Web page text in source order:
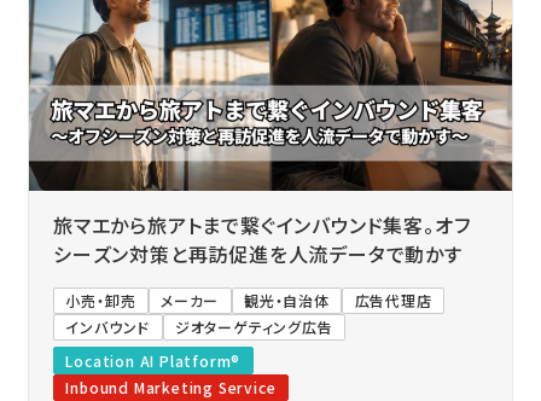
旅マエから旅アトまで繋ぐインバウンド集客。オフ
シーズン対策と再訪促進を人流データで動かす
小売・卸売 メーカー 観光・自治体
広告代理店
インバウンド
ジオターゲティング広告
Location AI Platform®
Inbound Marketing Service